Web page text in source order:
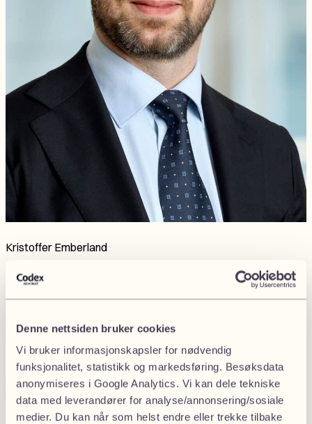
Denne nettsiden bruker cookies
Vi bruker informasjonskapsler for nødvendig
funksjonalitet, statistikk og markedsføring. Besøksdata
anonymiseres i Google Analytics. Vi kan dele tekniske
data med leverandører for analyse/annonsering/sosiale
medier. Du kan når som helst endre eller trekke tilbake
Kristoffer Emberland